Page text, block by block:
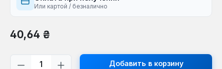
Или картой / безналично
Обычная цена:
40,64 ₴
Количество продукта: введите
Добавить в корзину